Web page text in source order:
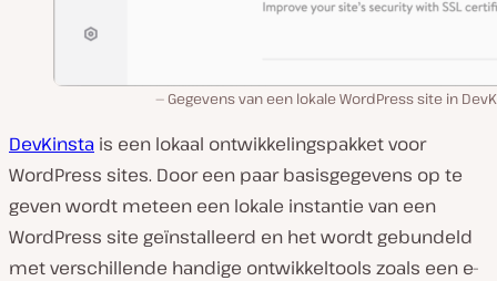
Gegevens van een lokale WordPress site in
DevKinsta is een lokaal ontwikkelingspakket voor
WordPress sites. Door een paar basisgegevens op te
geven wordt meteen een lokale instantie van een
WordPress site geïnstalleerd en het wordt gebundeld
met verschillende handige ontwikkeltools zoals een e-